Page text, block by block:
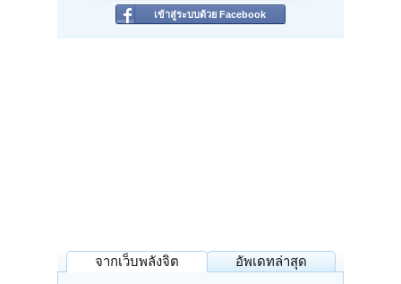
เข้าสู่ระบบด้วย Facebook
จากเว็บพลังจิต อัพเดทล่าสุด